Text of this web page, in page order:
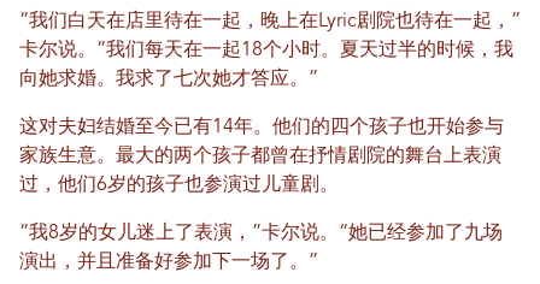
“我们白天在店里待在一起，晚上在Lyric剧院也待在一起，”
卡尔说。“我们每天在一起18个小时。夏天过半的时候，我
向她求婚。我求了七次她才答应。”
这对夫妇结婚至今已有14年。他们的四个孩子也开始参与
家族生意。最大的两个孩子都曾在抒情剧院的舞台上表演
过，他们6岁的孩子也参演过儿童剧。
“我8岁的女儿迷上了表演，”卡尔说。“她已经参加了九场
演出，并且准备好参加下一场了。”